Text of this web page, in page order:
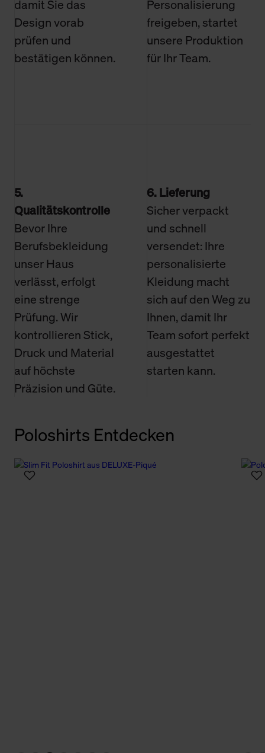
damit Sie das
Design vorab
prüfen und
bestätigen können.
Personalisierung
freigeben, startet
unsere Produktion
für Ihr Team.
5.
Qualitätskontrolle
Bevor Ihre
Berufsbekleidung
unser Haus
verlässt, erfolgt
eine strenge
Prüfung. Wir
kontrollieren Stick,
Druck und Material
auf höchste
Präzision und Güte.
6. Lieferung
Sicher verpackt
und schnell
versendet: Ihre
personalisierte
Kleidung macht
sich auf den Weg zu
Ihnen, damit Ihr
Team sofort perfekt
ausgestattet
starten kann.
Poloshirts Entdecken